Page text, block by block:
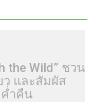
the Wild” ชวน
ว และสัมผัส
ำคืน